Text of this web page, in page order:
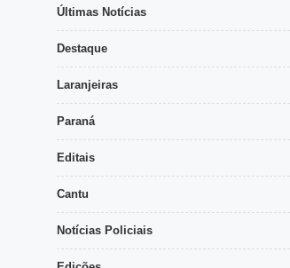
Últimas Notícias
Destaque
Laranjeiras
Paraná
Editais
Cantu
Notícias Policiais